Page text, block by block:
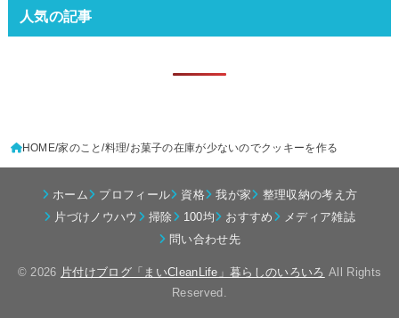
人気の記事
HOME 家のこと 料理 お菓子の在庫が少ないのでクッキーを作る
ホーム プロフィール 資格 我が家
整理収納の考え方
片づけノウハウ
掃除 100均 おすすめ
メディア雑誌
問い合わせ先
© 2026 片付けブログ「まいCleanLife」暮らしのいろいろ All Rights
Reserved.